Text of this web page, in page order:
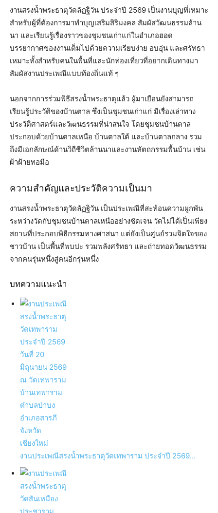
งานสรงน้ำพระธาตุวัดลัฏฐิวัน ประจำปี 2569 เป็นงานบุญที่เหมาะ
สำหรับผู้ที่ต้องการมาทำบุญเสริมสิริมงคล สัมผัสวัฒนธรรมล้าน
นา และเรียนรู้เรื่องราวของชุมชนเก่าแก่ในอำเภอฮอด
บรรยากาศของงานเต็มไปด้วยความเรียบง่าย อบอุ่น และศรัทธา
เหมาะทั้งสำหรับคนในพื้นที่และนักท่องเที่ยวที่อยากเดินทางมา
สัมผัสงานประเพณีแบบท้องถิ่นแท้ ๆ
นอกจากการร่วมพิธีสรงน้ำพระธาตุแล้ว ผู้มาเยือนยังสามารถ
เรียนรู้ประวัติของบ้านตาล ซึ่งเป็นชุมชนเก่าแก่ มีเรื่องเล่าทาง
ประวัติศาสตร์และวัฒนธรรมที่น่าสนใจ โดยชุมชนบ้านตาล
ประกอบด้วยบ้านตาลเหนือ บ้านตาลใต้ และบ้านตาลกลาง รวม
ถึงมีเอกลักษณ์ด้านวิถีชีวิตล้านนาและงานหัตถกรรมพื้นบ้าน เช่น
ผ้าฝ้ายทอมือ
ความสำคัญและประวัติความเป็นมา
งานสรงน้ำพระธาตุวัดลัฏฐิวัน เป็นประเพณีที่สะท้อนความผูกพัน
ระหว่างวัดกับชุมชนบ้านตาลเหนืออย่างชัดเจน วัดไม่ได้เป็นเพียง
สถานที่ประกอบพิธีกรรมทางศาสนา แต่ยังเป็นศูนย์รวมจิตใจของ
ชาวบ้าน เป็นพื้นที่พบปะ รวมพลังศรัทธา และถ่ายทอดวัฒนธรรม
จากคนรุ่นหนึ่งสู่คนอีกรุ่นหนึ่ง
บทความแนะนำ
งานประเพณีสรงน้ำพระธาตุวัดเทพาราม ประจำปี 2569…